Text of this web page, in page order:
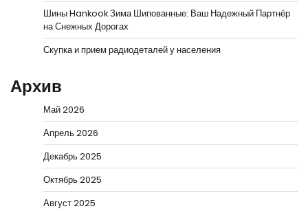
Шины Hankook Зима Шипованные: Ваш Надежный Партнёр
на Снежных Дорогах
Скупка и прием радиодеталей у населения
Архив
Май 2026
Апрель 2026
Декабрь 2025
Октябрь 2025
Август 2025